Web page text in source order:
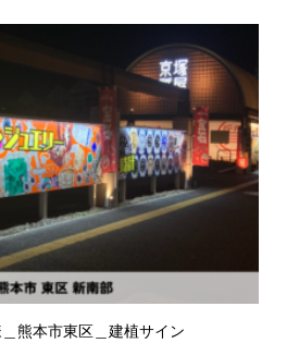
熊本市東区＿建植サイン